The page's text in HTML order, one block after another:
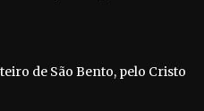
de São Bento, pelo Cristo